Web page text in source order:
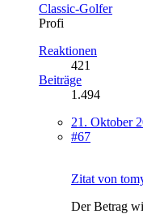
Classic-Golfer
Profi
Reaktionen
421
Beiträge
1.494
21. Oktober
#67
Zitat von
Der Betrag